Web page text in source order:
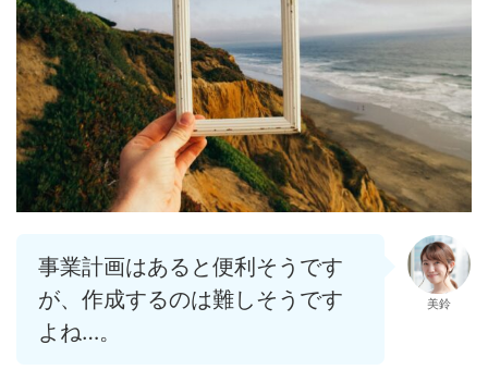
事業計画はあると便利そうです
が、作成するのは難しそうです
よね…。
美鈴